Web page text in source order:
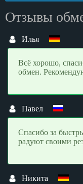
Отзывы
Илья
Всё хорошо,
обмен.
Павел
Спасибо за
радуют своими
Никита